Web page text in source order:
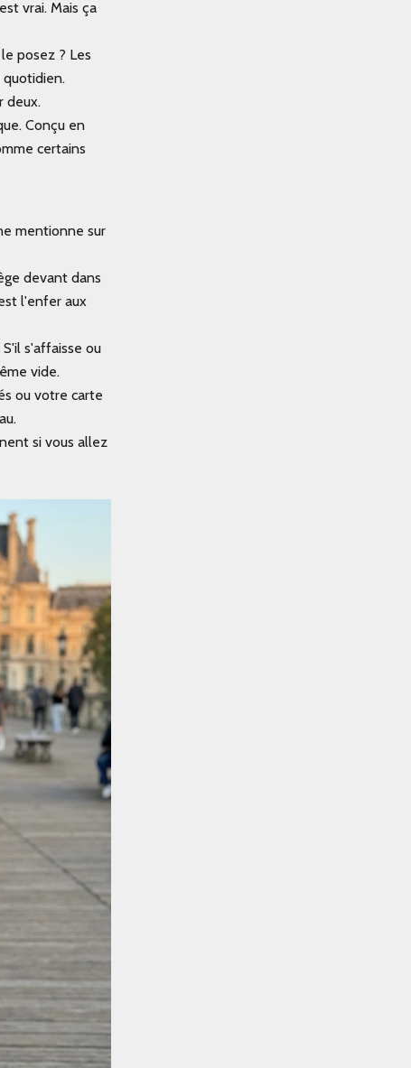
vrai. Mais ça
posez ? Les
deux.
Conçu en
certains
mentionne sur
devant dans
l'enfer aux
s'affaisse ou
vide.
ou votre carte
si vous allez